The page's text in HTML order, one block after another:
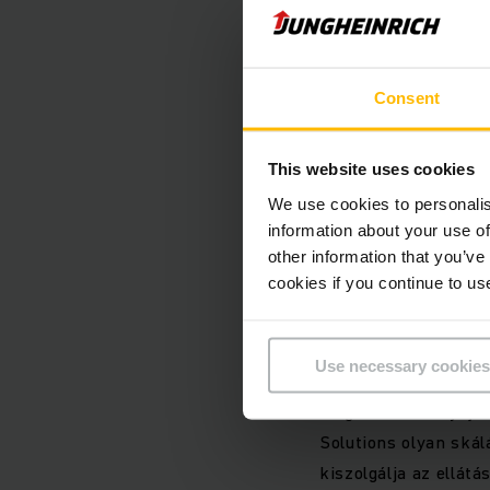
Consent
This website uses cookies
We use cookies to
information about your use
other information that
cookies if you continue to
Use necessary
állványrendszerek
Storage Solutions
Az 1978-ban
Solutions mára
működő
közé tartozik a
integrátorként arra
Solutions olyan
kiszolgálja az